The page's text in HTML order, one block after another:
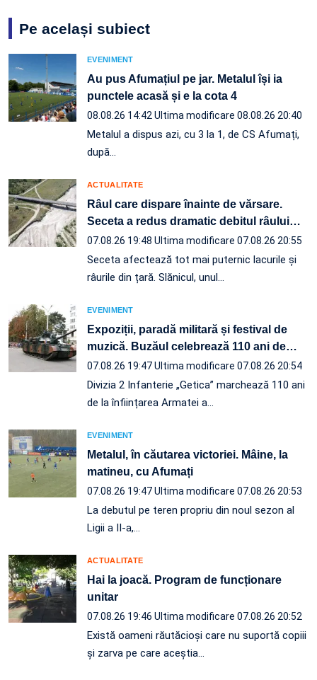
Pe același subiect
EVENIMENT
Au pus Afumațiul pe jar. Metalul își ia
punctele acasă și e la cota 4
08.08.26 14:42 Ultima modificare 08.08.26 20:40
Metalul a dispus azi, cu 3 la 1, de CS Afumați,
după…
ACTUALITATE
Râul care dispare înainte de vărsare.
Seceta a redus dramatic debitul râului…
07.08.26 19:48 Ultima modificare 07.08.26 20:55
Seceta afectează tot mai puternic lacurile și
râurile din țară. Slănicul, unul…
EVENIMENT
Expoziții, paradă militară și festival de
muzică. Buzăul celebrează 110 ani de…
07.08.26 19:47Ultima modificare 07.08.26 20:54
Divizia 2 Infanterie „Getica” marchează 110 ani
de la înființarea Armatei a…
EVENIMENT
Metalul, în căutarea victoriei. Mâine, la
matineu, cu Afumați
07.08.26 19:47Ultima modificare 07.08.26 20:53
La debutul pe teren propriu din noul sezon al
Ligii a II-a,…
ACTUALITATE
Hai la joacă. Program de funcționare
unitar
07.08.26 19:46 Ultima modificare 07.08.26 20:52
Există oameni răutăcioși care nu suportă copiii
și zarva pe care aceștia…